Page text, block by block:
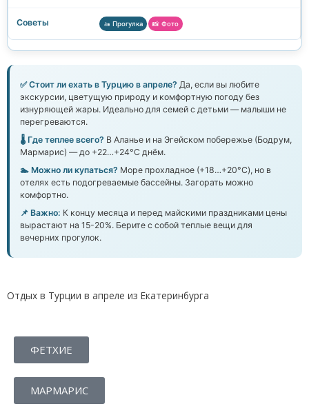
🚤 Прогулка 📸 Фото
✅ Стоит ли ехать в Турцию в апреле? Да, если вы любите
экскурсии, цветущую природу и комфортную погоду без
изнуряющей жары. Идеально для семей с детьми — малыши не
перегреваются.
🌡️ Где теплее всего? В Аланье и на Эгейском побережье (Бодрум,
Мармарис) — до +22…+24°C днём.
🏊 Можно ли купаться? Море прохладное (+18…+20°C), но в
отелях есть подогреваемые бассейны. Загорать можно
комфортно.
📌 Важно: К концу месяца и перед майскими праздниками цены
вырастают на 15-20%. Берите с собой теплые вещи для
вечерних прогулок.
Отдых в Турции в апреле из Екатеринбурга
ФЕТХИЕ
МАРМАРИС